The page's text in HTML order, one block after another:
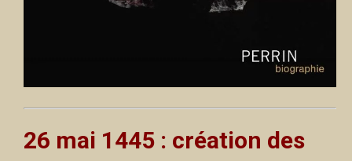
26 mai 1445 : création des